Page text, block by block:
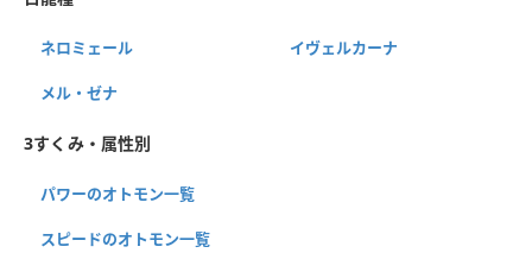
ネロミェール イヴェルカーナ
メル・ゼナ
3すくみ・属性別
パワーのオトモン一覧
スピードのオトモン一覧